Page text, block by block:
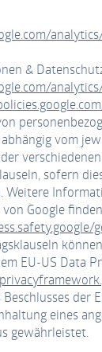
&
vom
sofern
Weitere
Google
EU-US Data
der
eines
gewährleistet.